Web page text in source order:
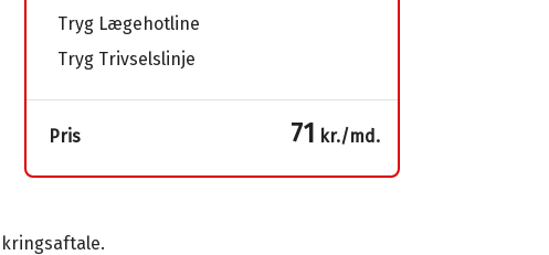
Tryg Lægehotline
Tryg Trivselslinje
Pris 71 kr./md.